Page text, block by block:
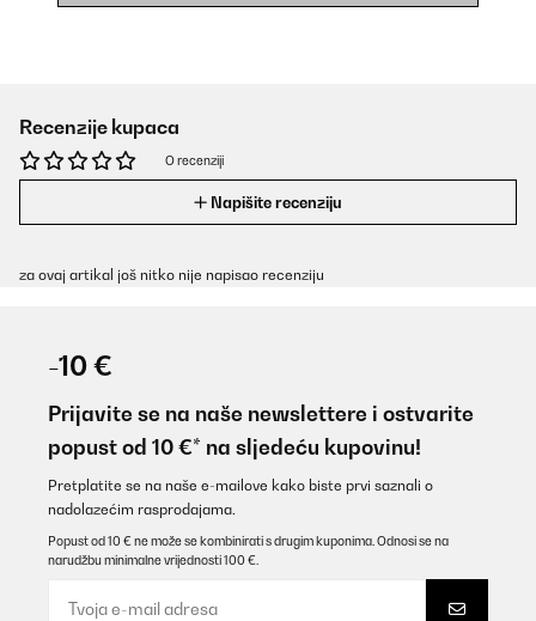
Recenzije kupaca
O recenziji
Napišite recenziju
za ovaj artikal još nitko nije napisao recenziju
-10 €
Prijavite se na naše newslettere i ostvarite
popust od 10 €* na sljedeću kupovinu!
Pretplatite se na naše e-mailove kako biste prvi saznali o
nadolazećim rasprodajama.
Popust od 10 € ne može se kombinirati s drugim kuponima. Odnosi se na
narudžbu minimalne vrijednosti 100 €.